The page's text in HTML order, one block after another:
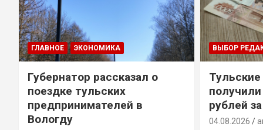
ГЛАВНОЕ ЭКОНОМИКА
Губернатор рассказал о
поездке тульских
предпринимателей в
Вологду
ВЫБОР
рублей
04.08.2026